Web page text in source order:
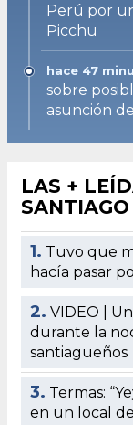
Perú por
Picchu
hace 47
sobre
asunción
LAS +
1. Tuvo que
hacía pasar
2. VIDEO |
durante la
santiagueños
3. Termas:
en un local